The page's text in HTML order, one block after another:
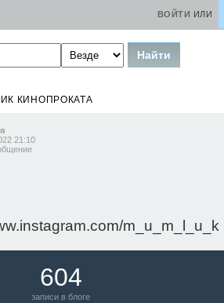
ВОЙТИ ИЛИ
КИНОПРОКАТА
21:10
m_u_m_l_u_k
604
записи в блоге